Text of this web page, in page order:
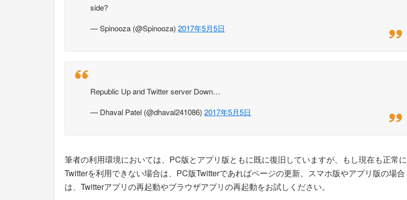
side?
— Spinooza (@Spinooza) 2017年5月5日
Republic Up and Twitter server Down…
— Dhaval Patel (@dhaval241086) 2017年5月5日
筆者の利用環境においては、PC版とアプリ版ともに既に復旧していますが、もし現在も正常に
Twitterを利用できない場合は、PC版Twitterであればページの更新、スマホ版やアプリ版の場合
は、Twitterアプリの再起動やブラウザアプリの再起動をお試しください。